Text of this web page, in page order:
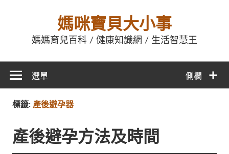
媽咪寶貝大小事
媽媽育兒百科 / 健康知識網 / 生活智慧王
側欄
選單
標籤: 產後避孕器
產後避孕方法及時間